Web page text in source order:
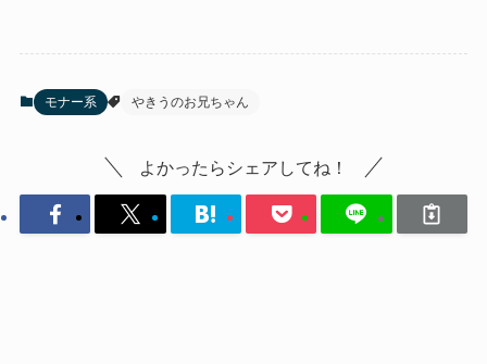
モナー系 やきうのお兄ちゃん
よかったらシェアしてね！